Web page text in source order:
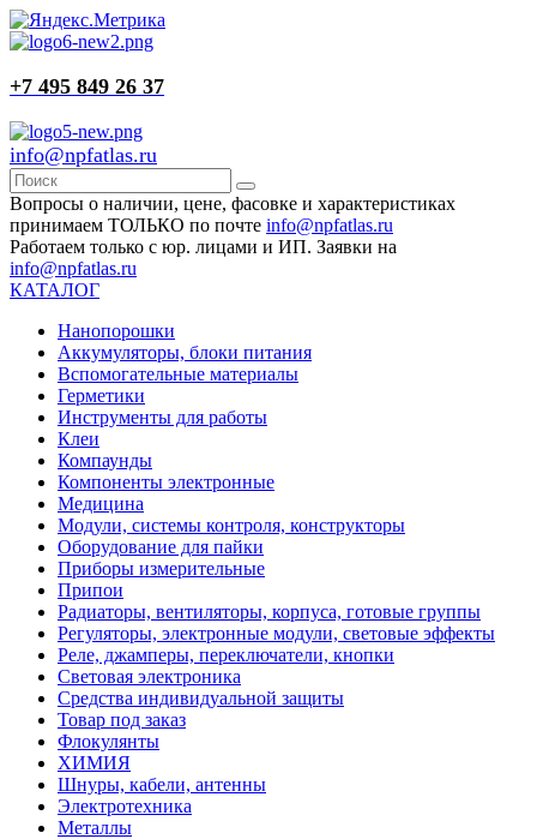
+7 495 849 26 37
info@npfatlas.ru
Вопросы о наличии, цене, фасовке и характеристиках
принимаем ТОЛЬКО по почте info@npfatlas.ru
Работаем только с юр. лицами и ИП. Заявки на
info@npfatlas.ru
КАТАЛОГ
Нанопорошки
Аккумуляторы, блоки питания
Вспомогательные материалы
Герметики
Инструменты для работы
Клеи
Компаунды
Компоненты электронные
Медицина
Модули, системы контроля, конструкторы
Оборудование для пайки
Приборы измерительные
Припои
Радиаторы, вентиляторы, корпуса, готовые группы
Регуляторы, электронные модули, световые эффекты
Реле, джамперы, переключатели, кнопки
Световая электроника
Средства индивидуальной защиты
Товар под заказ
Флокулянты
ХИМИЯ
Шнуры, кабели, антенны
Электротехника
Металлы